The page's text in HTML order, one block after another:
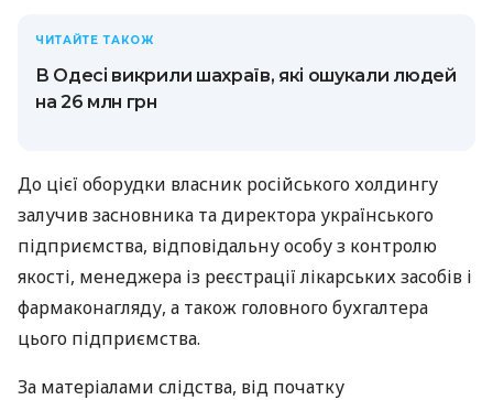
ЧИТАЙТЕ ТАКОЖ
В Одесі викрили шахраїв, які ошукали людей
на 26 млн грн
До цієї оборудки власник російського холдингу
залучив засновника та директора українського
підприємства, відповідальну особу з контролю
якості, менеджера із реєстрації лікарських засобів і
фармаконагляду, а також головного бухгалтера
цього підприємства.
За матеріалами слідства, від початку